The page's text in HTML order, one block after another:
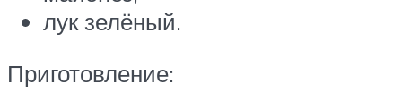
лук зелёный.
Приготовление: